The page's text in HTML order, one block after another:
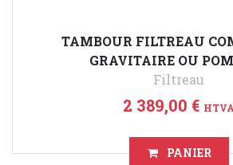
TAMBOUR FILTREAU
GRAVITAIRE OU
Filtreau
2 389,00 € HTVA
PANIER